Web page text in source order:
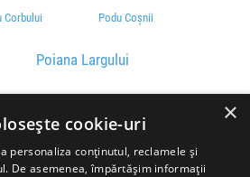
Corbului Podu Coșnii
Poiana Largului
Pojorâta Polychrono
×
cookie-uri
personaliza conținutul, reclamele și
De asemenea, împărtășim informații